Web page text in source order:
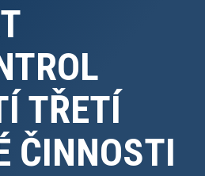
TŘETÍ
ČINNOSTI